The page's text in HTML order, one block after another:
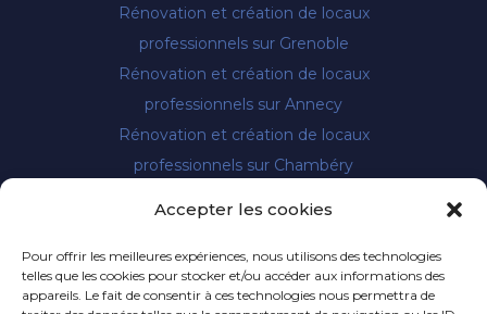
Accepter les cookies
Pour offrir les meilleures expériences, nous utilisons des technologies
telles que les cookies pour stocker et/ou accéder aux informations des
appareils. Le fait de consentir à ces technologies nous permettra de
Rénovation et création de locaux
professionnels sur Grenoble
Rénovation et création de locaux
professionnels sur Annecy
Rénovation et création de locaux
professionnels sur Chambéry
Rénovation et création de locaux
professionnels sur Privat